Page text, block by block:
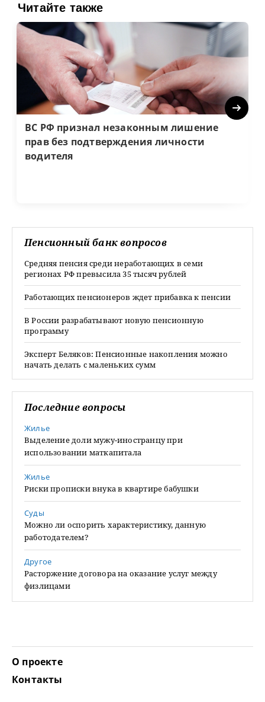
Читайте также
ВС РФ признал незаконным лишение
прав без подтверждения личности
водителя
Next
Пенсионный банк вопросов
Средняя пенсия среди неработающих в семи
регионах РФ превысила 35 тысяч рублей
Работающих пенсионеров ждет прибавка к пенсии
В России разрабатывают новую пенсионную
программу
Эксперт Беляков: Пенсионные накопления можно
начать делать с маленьких сумм
Последние вопросы
Жилье
Выделение доли мужу-иностранцу при
использовании маткапитала
Жилье
Риски прописки внука в квартире бабушки
Суды
Можно ли оспорить характеристику, данную
работодателем?
Другое
Расторжение договора на оказание услуг между
физлицами
О проекте
Контакты